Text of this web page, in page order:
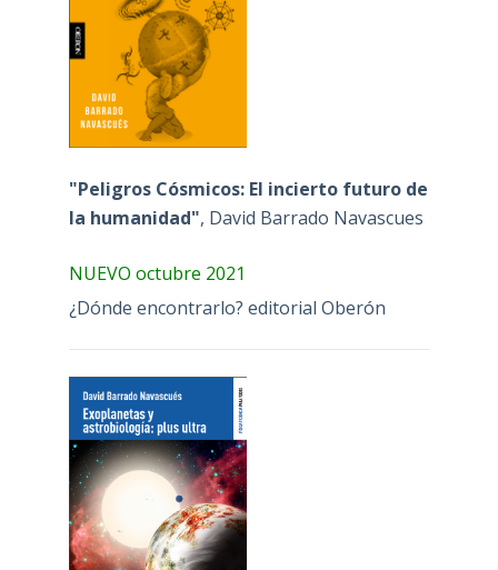
"Peligros Cósmicos: El incierto futuro de
la humanidad", David Barrado Navascues
NUEVO octubre 2021
¿Dónde encontrarlo? editorial Oberón